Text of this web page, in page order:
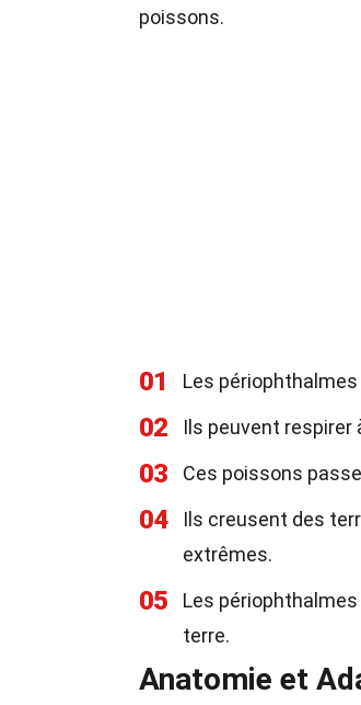
poissons.
01 Les
02 Ils peuvent respirer
03 Ces poissons
04
Ils creusent des
extrêmes.
05
Les
terre.
Anatomie et